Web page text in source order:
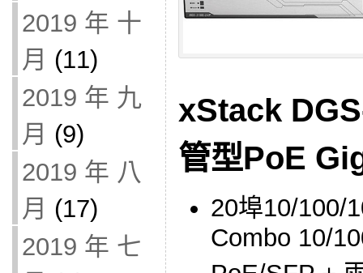
2019 年 十
月 (11)
2019 年 九
月 (9)
2019 年 八
月 (17)
2019 年 七
xStack
管型PoE
20埠10/100/
Combo 10/